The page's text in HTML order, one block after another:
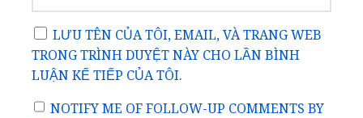
LƯU TÊN CỦA TÔI, EMAIL, VÀ TRANG WEB
TRONG TRÌNH DUYỆT NÀY CHO LẦN BÌNH
LUẬN KẾ TIẾP CỦA TÔI.
NOTIFY ME OF FOLLOW-UP COMMENTS BY